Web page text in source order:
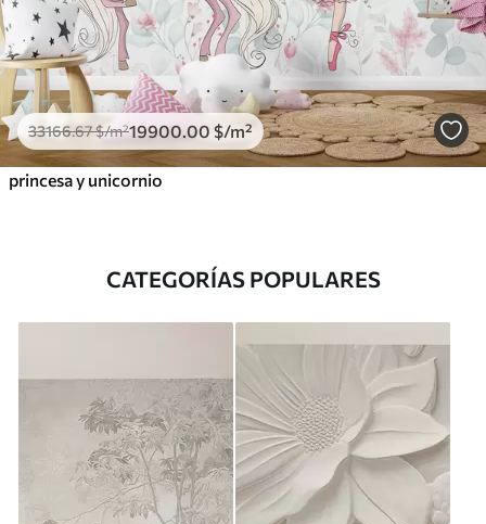
33166.67$/m²19900.00 $/m²
princesa y unicornio
CATEGORÍAS POPULARES